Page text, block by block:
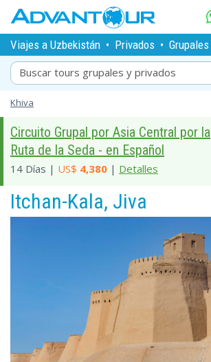
Viajes a Uzbekistán • Privados • Grupales
Buscar tours grupales y privados
Khiva
Circuito Grupal por Asia Central por la
Ruta de la Seda - en Español
14 Días | US$ 4,380 | Detalles
Itchan-Kala, Jiva